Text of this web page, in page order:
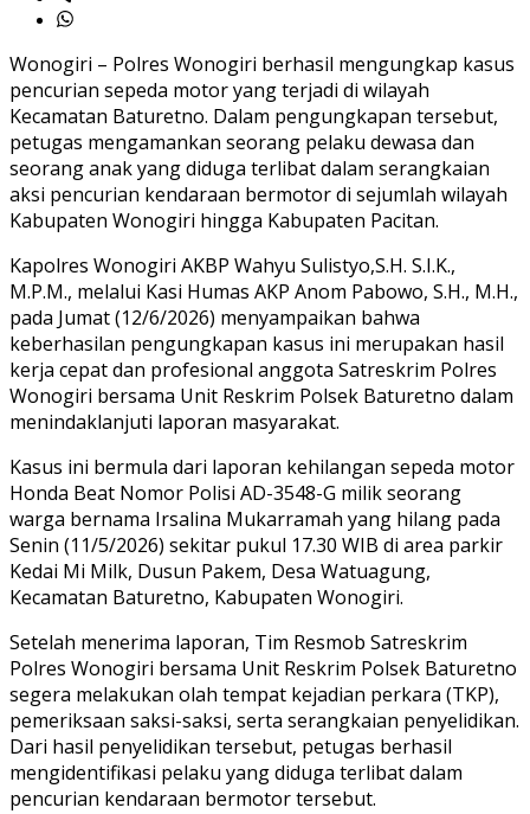
Wonogiri – Polres Wonogiri berhasil mengungkap kasus
pencurian sepeda motor yang terjadi di wilayah
Kecamatan Baturetno. Dalam pengungkapan tersebut,
petugas mengamankan seorang pelaku dewasa dan
seorang anak yang diduga terlibat dalam serangkaian
aksi pencurian kendaraan bermotor di sejumlah wilayah
Kabupaten Wonogiri hingga Kabupaten Pacitan.
Kapolres Wonogiri AKBP Wahyu Sulistyo,S.H. S.I.K.,
M.P.M., melalui Kasi Humas AKP Anom Pabowo, S.H., M.H.,
pada Jumat (12/6/2026) menyampaikan bahwa
keberhasilan pengungkapan kasus ini merupakan hasil
kerja cepat dan profesional anggota Satreskrim Polres
Wonogiri bersama Unit Reskrim Polsek Baturetno dalam
menindaklanjuti laporan masyarakat.
Kasus ini bermula dari laporan kehilangan sepeda motor
Honda Beat Nomor Polisi AD-3548-G milik seorang
warga bernama Irsalina Mukarramah yang hilang pada
Senin (11/5/2026) sekitar pukul 17.30 WIB di area parkir
Kedai Mi Milk, Dusun Pakem, Desa Watuagung,
Kecamatan Baturetno, Kabupaten Wonogiri.
Setelah menerima laporan, Tim Resmob Satreskrim
Polres Wonogiri bersama Unit Reskrim Polsek Baturetno
segera melakukan olah tempat kejadian perkara (TKP),
pemeriksaan saksi-saksi, serta serangkaian penyelidikan.
Dari hasil penyelidikan tersebut, petugas berhasil
mengidentifikasi pelaku yang diduga terlibat dalam
pencurian kendaraan bermotor tersebut.